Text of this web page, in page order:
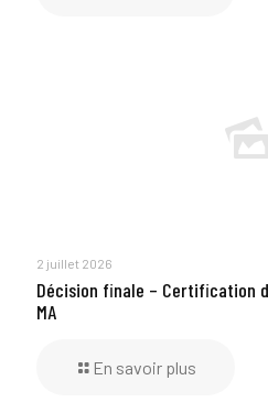
2 juillet 2026
Décision finale – Certification
MA
En savoir plus